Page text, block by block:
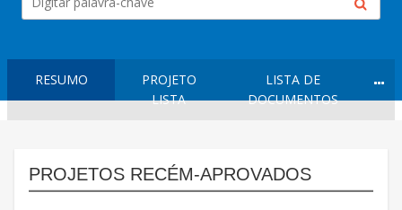
RESUMO
PROJETO
LISTA
LISTA DE
DOCUMENTOS
PROJETOS RECÉM-APROVADOS